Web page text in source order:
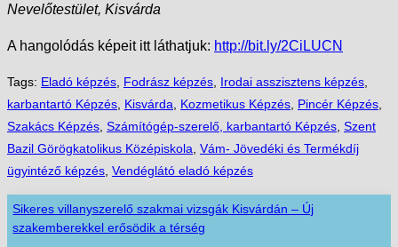
Nevelőtestület, Kisvárda
A hangolódás képeit itt láthatjuk: http://bit.ly/2CiLUCN
Tags: Eladó képzés Fodrász képzés Irodai asszisztens képzés
karbantartó Képzés Kisvárda Kozmetikus Képzés Pincér Képzés
Szakács Képzés Számítógép-szerelő, karbantartó Képzés Szent
Bazil Görögkatolikus Középiskola Vám- Jövedéki és Termékdíj
ügyintéző képzés Vendéglátó eladó képzés
Sikeres villanyszerelő szakmai vizsgák Kisvárdán – Új
szakemberekkel erősödik a térség